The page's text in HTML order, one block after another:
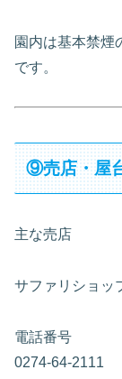
園内は基本禁煙
です。
⑨売店・屋
主な売店
サファリショッ
電話番号
0274-64-2111